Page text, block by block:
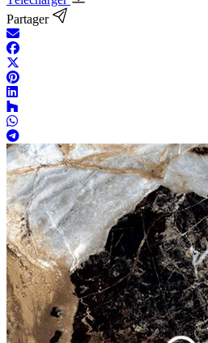
Partager